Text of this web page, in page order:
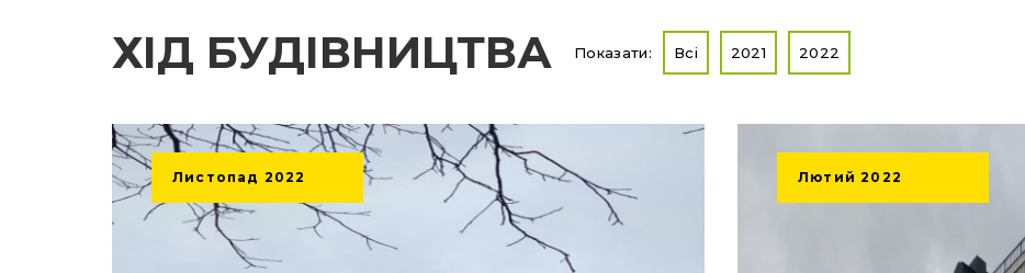
ХІД БУДІВНИЦТВА Показати: Всі 2021 2022
Листопад 2022 Лютий2022